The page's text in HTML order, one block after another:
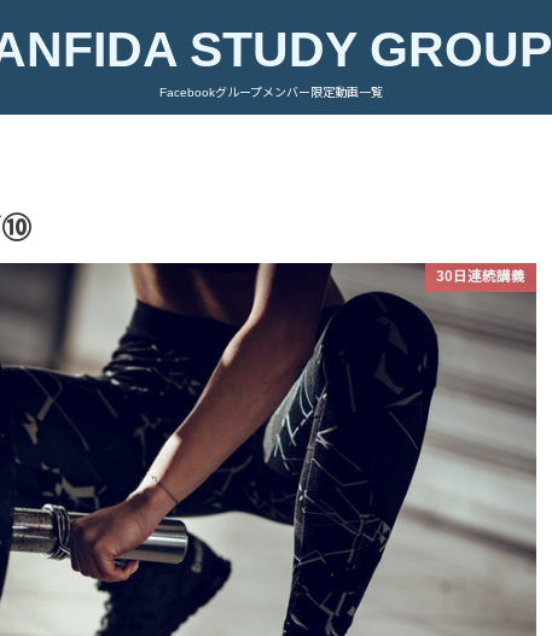
STUDY GROUP
Facebookグループメンバー限定動画一覧
⑩
30日連続講義